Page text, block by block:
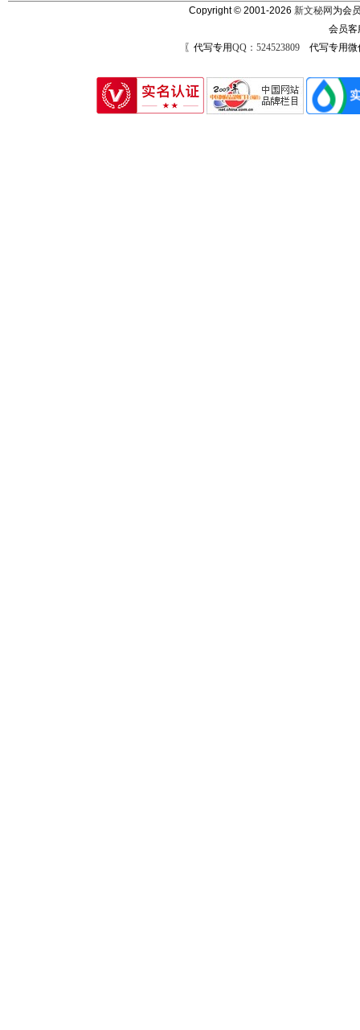
Copyright © 2001-2026 新文秘网 为会
会员
〖代写专用QQ：524523809代写专用微